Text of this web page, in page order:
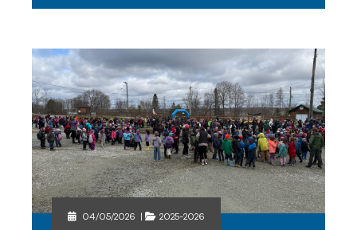
04/05/2026 | 2025-2026